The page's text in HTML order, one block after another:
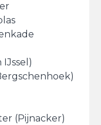
(Pijnacker)